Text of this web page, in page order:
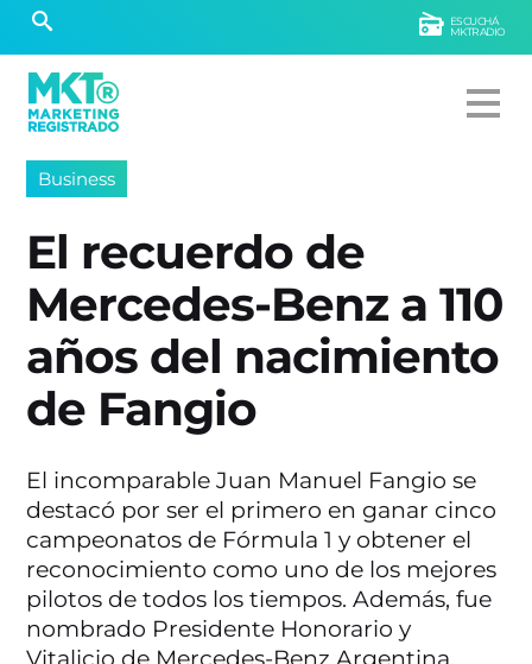
ESCUCHÁ
MKTRADIO
Business
El recuerdo de
Mercedes-Benz a 110
años del nacimiento
de Fangio
El incomparable Juan Manuel Fangio se
destacó por ser el primero en ganar cinco
campeonatos de Fórmula 1 y obtener el
reconocimiento como uno de los mejores
pilotos de todos los tiempos. Además, fue
nombrado Presidente Honorario y